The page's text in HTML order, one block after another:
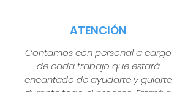
ATENCIÓN
Contamos con personal a cargo
de cada trabajo que estará
encantado de ayudarte y guiarte